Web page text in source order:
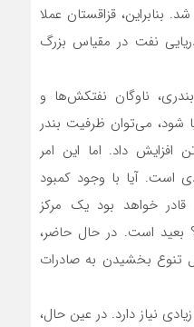
قزاقستان عملا
نفت در مقیاس بزرگ
ناوگان نفتکش‌ها و
شود، می‌توان ظرفیت بندر
۱۲ میلیون تن افزایش داد. اما این امر
است. آیا با وجود کمبود
قادر خواهد بود یک مرکز
بعید است. در حال حاضر،
تنوع بخشیدن به صادرات
نیاز دارد. در عین حال،